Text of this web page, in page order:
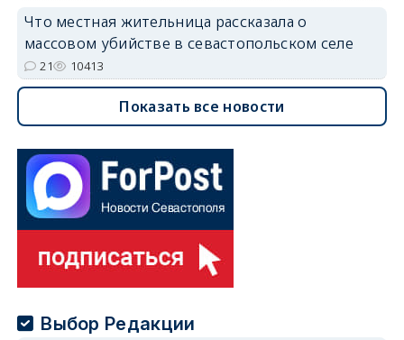
Что местная жительница рассказала о
массовом убийстве в севастопольском селе
21 10413
Показать все новости
Выбор Редакции